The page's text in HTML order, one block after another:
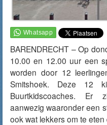
BARENDRECHT – Op
10.00 en 12.00 uur een
worden door 12
Smitshoek. Deze 12
Buurtkidscoaches. Er
aanwezig waaronder een
ook wat lekkers om te eten